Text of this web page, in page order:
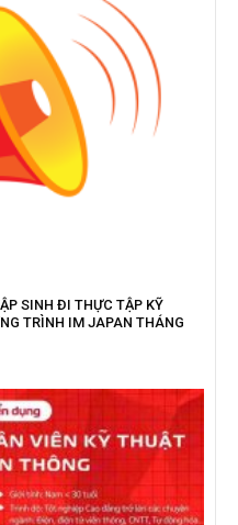
SINH ĐI THỰC TẬP KỸ
TRÌNH IM JAPAN THÁNG